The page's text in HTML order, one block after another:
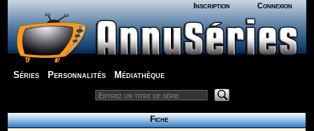
Inscription Connexion
Séries Personnalités Médiathèque
Fiche